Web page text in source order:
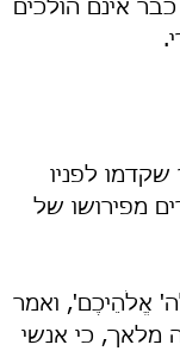
אינם הולכים
לפניו
מפירושו של
אֱלֹהֵיכֶם', ואמר
מלאך, כי אנשי